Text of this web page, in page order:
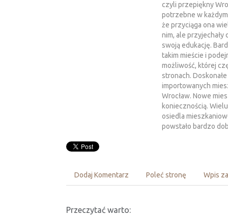
czyli przepiękny
potrzebne w
że przyciąga ona
nim, ale przyjechały
swoją edukację.
takim mieście i
możliwość, której
stronach.
importowanych
Wrocław. Nowe
koniecznością.
osiedla
powstało bardzo
Dodaj Komentarz Poleć stronę Wpis
Przeczytać warto: